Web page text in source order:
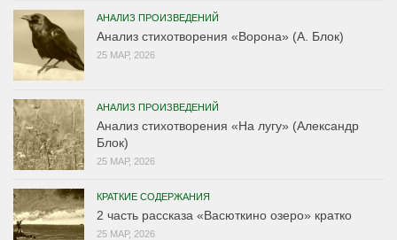
АНАЛИЗ ПРОИЗВЕДЕНИЙ
Анализ стихотворения «Ворона» (А. Блок)
25 МАР, 2026
АНАЛИЗ ПРОИЗВЕДЕНИЙ
Анализ стихотворения «На лугу» (Александр
Блок)
25 МАР, 2026
КРАТКИЕ СОДЕРЖАНИЯ
2 часть рассказа «Васюткино озеро» кратко
25 МАР, 2026